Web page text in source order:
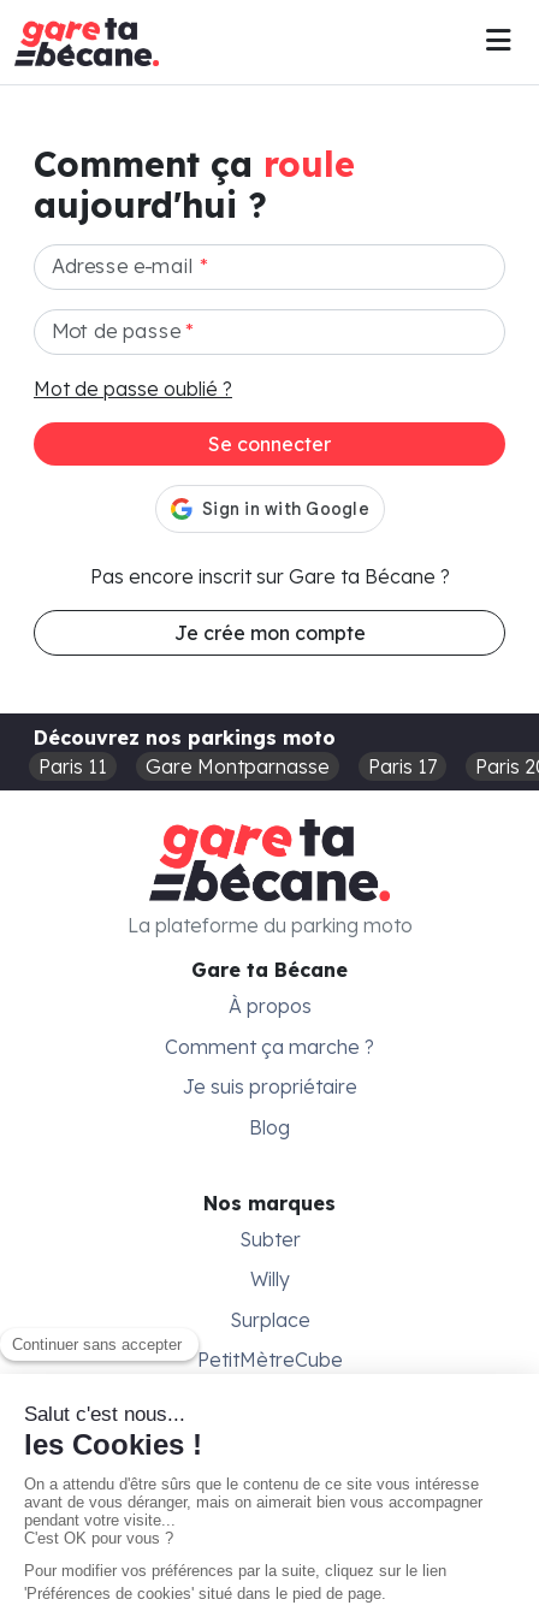
Comment ça roule
aujourd'hui ?
Adresse e-mail *
Mot de passe*
Mot de passe oublié ?
Se connecter
Pas encore inscrit sur Gare ta Bécane ?
Je crée mon compte
Découvrez nos parkings moto
Paris 11
Gare Montparnasse Paris 17 Paris
Gare ta Bécane
À propos
Comment ça marche ?
Je suis propriétaire
Blog
Nos marques
Subter
Willy
Surplace
PetitMètreCube
Besoin d'aide ?
Conditions générales
Gestion des cookies
La plateforme du parking moto